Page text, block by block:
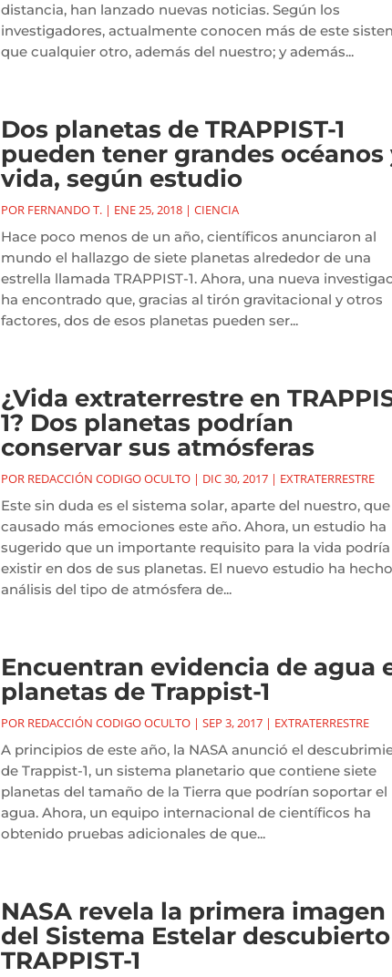
distancia, han lanzado nuevas noticias. Según los
investigadores, actualmente conocen más de este
que cualquier otro, además del nuestro; y además...
Dos planetas de TRAPPIST-1
pueden tener grandes océanos
vida, según estudio
POR FERNANDO T.| ENE 25, 2018| CIENCIA
Hace poco menos de un año, científicos anunciaron al
mundo el hallazgo de siete planetas alrededor de una
estrella llamada TRAPPIST-1. Ahora, una nueva
ha encontrado que, gracias al tirón gravitacional y otros
factores, dos de esos planetas pueden ser...
¿Vida extraterrestre en
1? Dos planetas podrían
conservar sus atmósferas
POR REDACCIÓN CODIGO OCULTO| DIC 30, 2017| EXTRATERRESTRE
Este sin duda es el sistema solar, aparte del nuestro,
causado más emociones este año. Ahora, un estudio ha
sugerido que un importante requisito para la vida podría
existir en dos de sus planetas. El nuevo estudio ha
análisis del tipo de atmósfera de...
Encuentran evidencia de agua
planetas de Trappist-1
POR REDACCIÓN CODIGO OCULTO| SEP 3, 2017| EXTRATERRESTRE
A principios de este año, la NASA anunció el
de Trappist-1, un sistema planetario que contiene siete
planetas del tamaño de la Tierra que podrían soportar el
agua. Ahora, un equipo internacional de científicos ha
obtenido pruebas adicionales de que...
NASA revela la primera imagen
del Sistema Estelar descubierto
TRAPPIST-1